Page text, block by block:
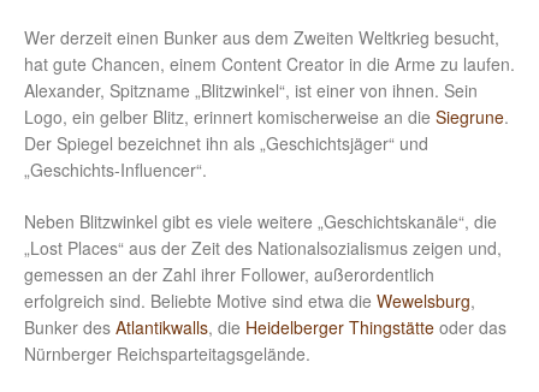
Wer derzeit einen Bunker aus dem Zweiten Weltkrieg besucht,
hat gute Chancen, einem Content Creator in die Arme zu laufen.
Alexander, Spitzname „Blitzwinkel“, ist einer von ihnen. Sein
Logo, ein gelber Blitz, erinnert komischerweise an die Siegrune.
Der Spiegel bezeichnet ihn als „Geschichtsjäger“ und
„Geschichts-Influencer“.
Neben Blitzwinkel gibt es viele weitere „Geschichtskanäle“, die
„Lost Places“ aus der Zeit des Nationalsozialismus zeigen und,
gemessen an der Zahl ihrer Follower, außerordentlich
erfolgreich sind. Beliebte Motive sind etwa die Wewelsburg,
Bunker des Atlantikwalls, die Heidelberger Thingstätte oder das
Nürnberger Reichsparteitagsgelände.